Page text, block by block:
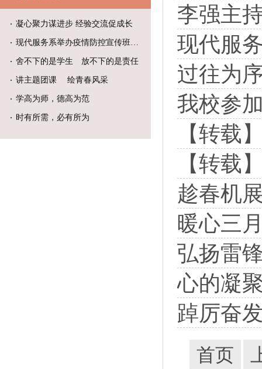
凝心聚力谋进步 经验交流促成长
现代服务系举办疫情防控宣传班级黑
舍不下的是学生 放不下的是责任
讲主题团课 绘青春风采
学高为师，德高为范
时有所需，必有所为
李强主持召开国务院
现代服
过往为
我校参
【转载
【转载
趁春机
暖心三
弘扬雷
心的凝
踔厉奋
首页